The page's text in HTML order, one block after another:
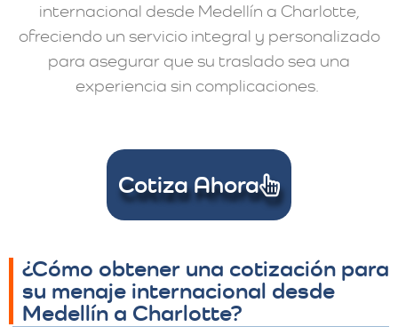
internacional desde Medellín a Charlotte,
ofreciendo un servicio integral y personalizado
para asegurar que su traslado sea una
experiencia sin complicaciones.
Cotiza Ahora
¿Cómo obtener una cotización para
su menaje internacional desde
Medellín a Charlotte?